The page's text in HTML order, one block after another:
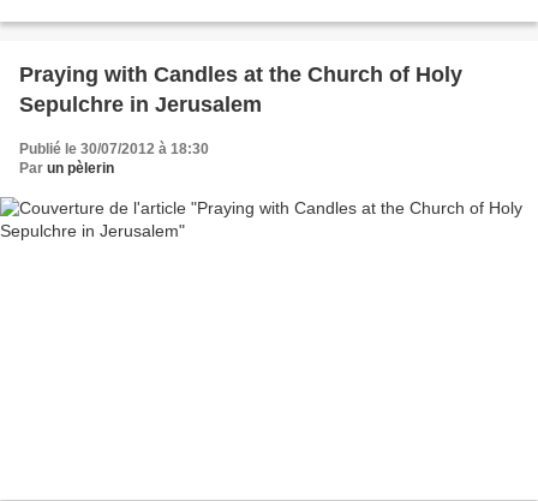
Praying with Candles at the Church of Holy
Sepulchre in Jerusalem
Publié le 30/07/2012 à 18:30
Par un pèlerin